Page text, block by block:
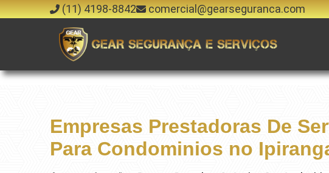
(11) 4198-8842 comercial@gearseguranca.com
Empresas Prestadoras De
Para Condominios no